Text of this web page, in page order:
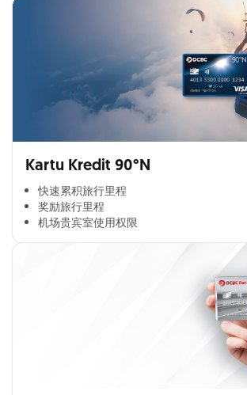
Kartu Kredit 90°N
快速累积旅行里程​
奖励旅行里程​
机场贵宾室使用权限​